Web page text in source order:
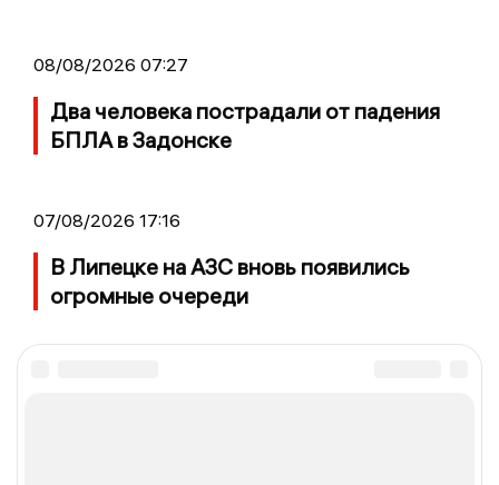
08/08/2026 07:27
Два человека пострадали от падения
БПЛА в Задонске
07/08/2026 17:16
В Липецке на АЗС вновь появились
огромные очереди